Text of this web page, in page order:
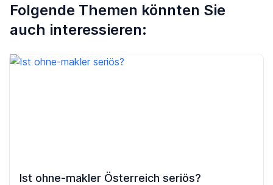
Folgende Themen könnten Sie
auch interessieren:
Ist ohne-makler Österreich seriös?